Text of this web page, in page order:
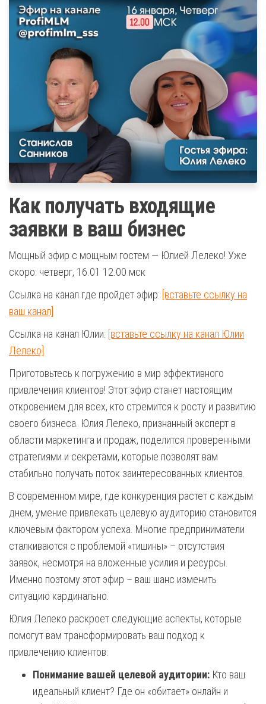
Как получать входящие
заявки в ваш бизнес
Мощный эфир с мощным гостем — Юлией Лелеко! Уже
скоро: четверг, 16.01 12.00 мск
Ссылка на канал где пройдет эфир: [вставьте ссылку на
ваш канал]
Ссылка на канал Юлии: [вставьте ссылку на канал Юлии
Лелеко]
Приготовьтесь к погружению в мир эффективного
привлечения клиентов! Этот эфир станет настоящим
откровением для всех, кто стремится к росту и развитию
своего бизнеса. Юлия Лелеко, признанный эксперт в
области маркетинга и продаж, поделится проверенными
стратегиями и секретами, которые позволят вам
стабильно получать поток заинтересованных клиентов.
В современном мире, где конкуренция растет с каждым
днем, умение привлекать целевую аудиторию становится
ключевым фактором успеха. Многие предприниматели
сталкиваются с проблемой «тишины» – отсутствия
заявок, несмотря на вложенные усилия и ресурсы.
Именно поэтому этот эфир – ваш шанс изменить
ситуацию кардинально.
Юлия Лелеко раскроет следующие аспекты, которые
помогут вам трансформировать ваш подход к
привлечению клиентов:
Понимание вашей целевой аудитории: Кто ваш
идеальный клиент? Где он «обитает» онлайн и